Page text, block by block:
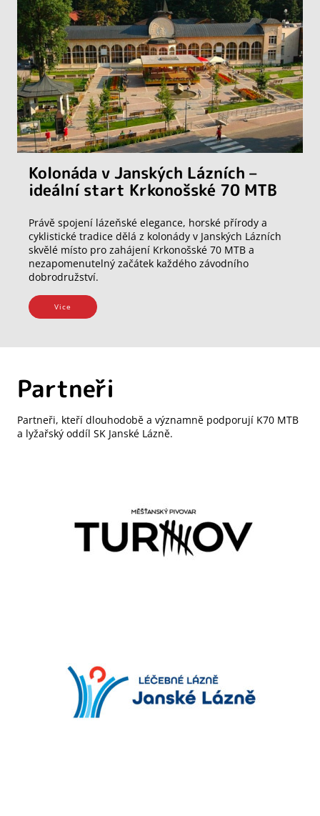
Kolonáda v Janských Lázních –
ideální start Krkonošské 70 MTB
Právě spojení lázeňské elegance, horské přírody a
cyklistické tradice dělá z kolonády v Janských Lázních
skvělé místo pro zahájení Krkonošské 70 MTB a
nezapomenutelný začátek každého závodního
dobrodružství.
Vice
Partneři
Partneři, kteří dlouhodobě a významně podporují K70 MTB
a lyžařský oddíl SK Janské Lázně.